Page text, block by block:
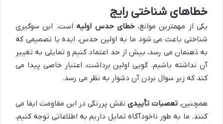
خطاهای شناختی رایج
یکی از مهمترین موانع، خطای حدس اولیه است. این سوگیری
شناختی باعث می شود ما به اولین حدس، ایده یا تصمیمی که
به ذهنمان می رسد، بیش از حد اعتماد کنیم و تمایلی به تغییر
آن نداشته باشیم. گویی اولین برداشت، اعتبار خاصی پیدا می
کند که زیر سوال بردن آن دشوار به نظر می رسد.
همچنین، تعصبات تأییدی نقش پررنگی در این مقاومت ایفا می
کنند. ما به طور ناخودآگاه تمایل داریم به اطلاعاتی توجه کنیم،